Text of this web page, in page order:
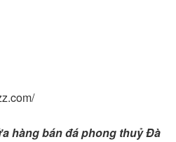
hàng bán đá phong thuỷ Đà